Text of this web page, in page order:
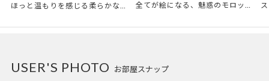
全てが絵になる、魅惑のモロッカンスタイル。トレンド感あふれるおしゃれな空間づくりに。
お部屋スナップ
USER'S PHOTO